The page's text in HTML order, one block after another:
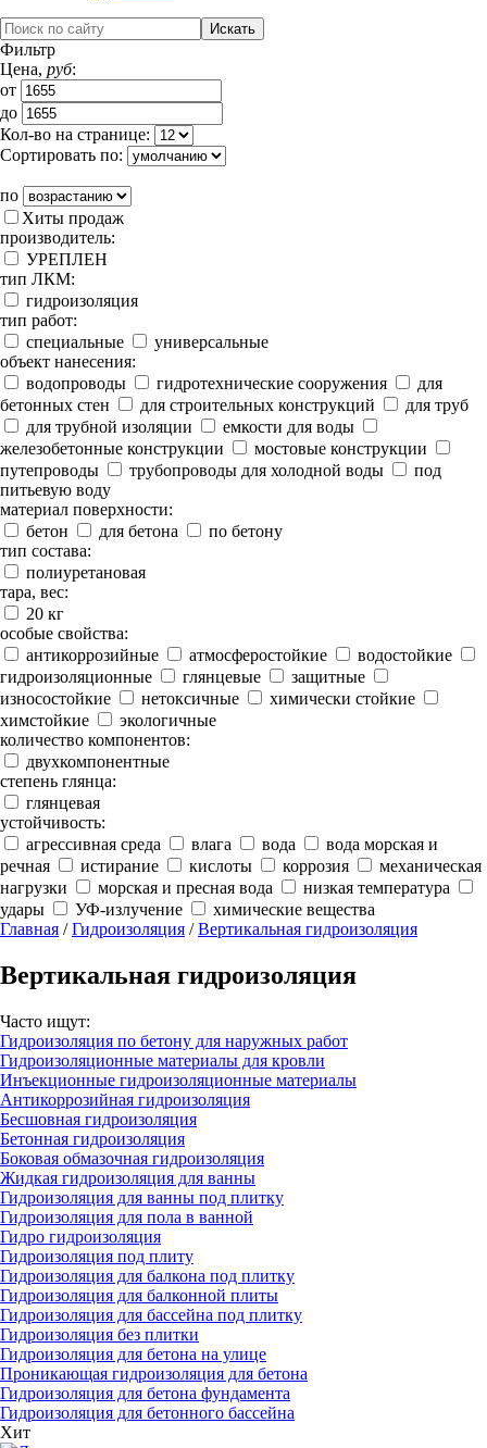
Фильтр
Цена, руб:
от
до
Кол-во на странице:
Сортировать по:
по
Хиты продаж
производитель:
УРЕПЛЕН
тип ЛКМ:
гидроизоляция
тип работ:
специальные
универсальные
объект нанесения:
водопроводы
гидротехнические сооружения
для
бетонных стен
для строительных конструкций
для труб
для трубной изоляции
емкости для воды
железобетонные конструкции
мостовые конструкции
путепроводы
трубопроводы для холодной воды
под
питьевую воду
материал поверхности:
бетон
для бетона
по бетону
тип состава:
полиуретановая
тара, вес:
20 кг
особые свойства:
антикоррозийные
атмосферостойкие
водостойкие
гидроизоляционные
глянцевые
защитные
износостойкие
нетоксичные
химически стойкие
химстойкие
экологичные
количество компонентов:
двухкомпонентные
степень глянца:
глянцевая
устойчивость:
агрессивная среда
влага вода
вода морская и
речная
истирание кислоты коррозия
механическая
нагрузки
морская и пресная вода
низкая температура
удары
УФ-излучение
химические вещества
Главная /Гидроизоляция /Вертикальная гидроизоляция
Вертикальная гидроизоляция
Часто ищут:
Гидроизоляция по бетону для наружных работ
Гидроизоляционные материалы для кровли
Инъекционные гидроизоляционные материалы
Антикоррозийная гидроизоляция
Бесшовная гидроизоляция
Бетонная гидроизоляция
Боковая обмазочная гидроизоляция
Жидкая гидроизоляция для ванны
Гидроизоляция для ванны под плитку
Гидроизоляция для пола в ванной
Гидро гидроизоляция
Гидроизоляция под плиту
Гидроизоляция для балкона под плитку
Гидроизоляция для балконной плиты
Гидроизоляция для бассейна под плитку
Гидроизоляция без плитки
Гидроизоляция для бетона на улице
Проникающая гидроизоляция для бетона
Гидроизоляция для бетона фундамента
Гидроизоляция для бетонного бассейна
Хит